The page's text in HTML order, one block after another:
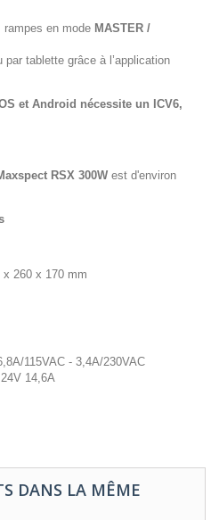
rampes en mode MASTER /
tablette grâce à l’application
et Android nécessite un ICV6,
RSX 300W est d'environ
260 x 170 mm
115VAC - 3,4A/230VAC
24V 14,6A
DANS LA MÊME